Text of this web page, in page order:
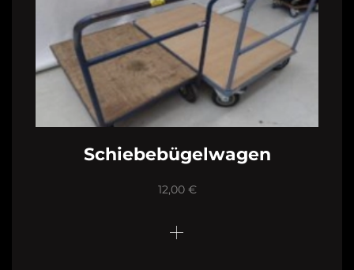
Schiebebügelwagen
12,00 €